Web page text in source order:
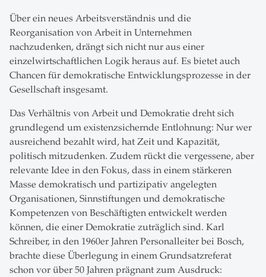
Über ein neues Arbeitsverständnis und die
Reorganisation von Arbeit in Unternehmen
nachzudenken, drängt sich nicht nur aus einer
einzelwirtschaftlichen Logik heraus auf. Es bietet auch
Chancen für demokratische Entwicklungsprozesse in der
Gesellschaft insgesamt.
Das Verhältnis von Arbeit und Demokratie dreht sich
grundlegend um existenzsichernde Entlohnung: Nur wer
ausreichend bezahlt wird, hat Zeit und Kapazität,
politisch mitzudenken. Zudem rückt die vergessene, aber
relevante Idee in den Fokus, dass in einem stärkeren
Masse demokratisch und partizipativ angelegten
Organisationen, Sinnstiftungen und demokratische
Kompetenzen von Beschäftigten entwickelt werden
können, die einer Demokratie zuträglich sind. Karl
Schreiber, in den 1960er Jahren Personalleiter bei Bosch,
brachte diese Überlegung in einem Grundsatzreferat
schon vor über 50 Jahren prägnant zum Ausdruck: